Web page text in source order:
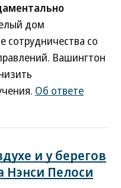
дом
сотрудничества со
Вашингтон
Об ответе
и у берегов
Нэнси Пелоси